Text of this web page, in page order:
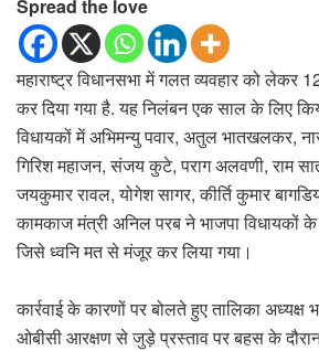
Spread the love
महाराष्ट्र विधानसभा में गलत व्यवहार को लेकर
कर दिया गया है. यह निलंबन एक साल के लिए
विधायकों में अभिमन्यु पवार, अतुल भातखलकर,
गिरिश महाजन, संजय कुटे, पराग अलवणी, राम
जयकुमार रावल, योगेश सागर, कीर्ति कुमार
कामकाज मंत्री अनिल परब ने भाजपा विधायकों
जिसे ध्वनि मत से मंजूर कर लिया गया।
कार्रवाई के कारणों पर बोलते हुए तालिका
ओबीसी आरक्षण से जुड़े प्रस्ताव पर बहस के